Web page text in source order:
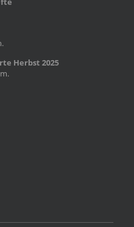
Herbst 2025